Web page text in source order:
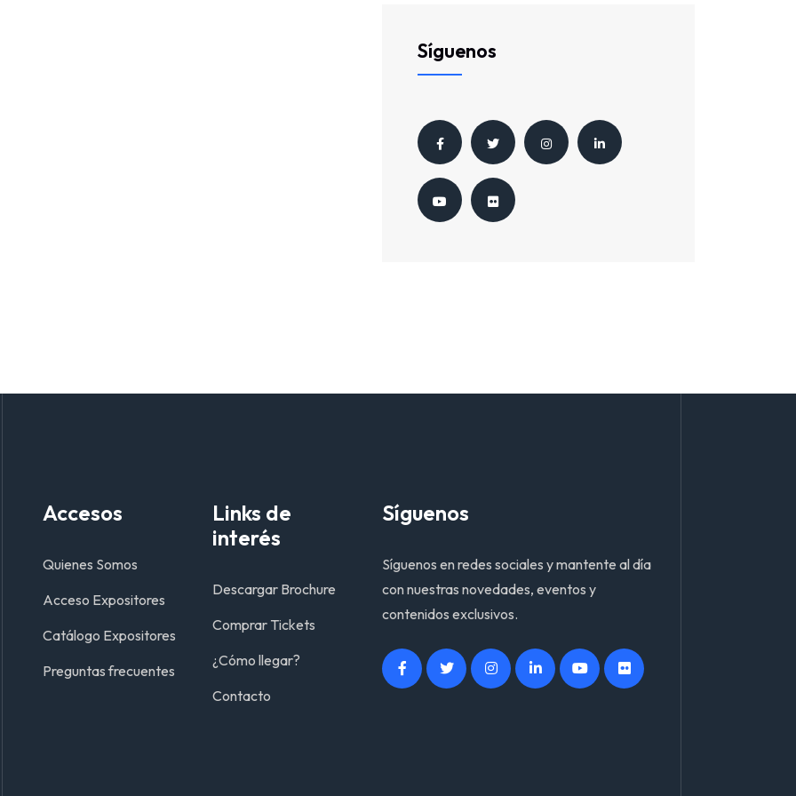
Síguenos
Accesos
Quienes Somos
Acceso Expositores
Catálogo Expositores
Preguntas frecuentes
Links de
interés
Descargar Brochure
Comprar Tickets
¿Cómo llegar?
Contacto
Síguenos
Síguenos en redes sociales y mantente al día
con nuestras novedades, eventos y
contenidos exclusivos.